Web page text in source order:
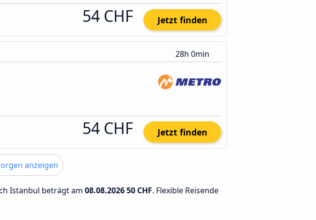
54 CHF Jetzt finden
28h 0min
54 CHF Jetzt finden
anzeigen
Istanbul beträgt am 08.08.202650 CHF. Flexible Reisende